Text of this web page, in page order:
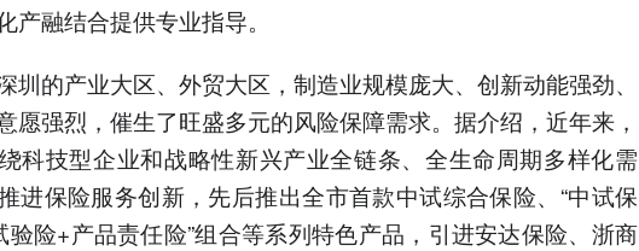
产融结合提供专业指导。
圳的产业大区、外贸大区，制造业规模庞大、创新动能强劲、
愿强烈，催生了旺盛多元的风险保障需求。据介绍，近年来，
科技型企业和战略性新兴产业全链条、全生命周期多样化需
进保险服务创新，先后推出全市首款中试综合保险、“中试保
验险+产品责任险”组合等系列特色产品，引进安达保险、浙商